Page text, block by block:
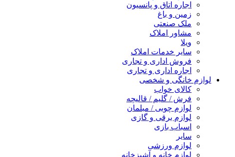
اجاره اتاق و پانسیون
زمین و باغ
ملک صنعتی
مشاور املاک
ویلا
سایر خدمات املاک
فروش اداری و تجاری
اجاره اداری و تجاری
لوازم خانگی و شخصی
کالای خواب
فرش / گلیم / قالیچه
لوازم چوبی / مبلمان
لوازم برقی و گازی
اسباب بازی
سایر
لوازم ورزشی
لوازم خانه و آشپزخانه